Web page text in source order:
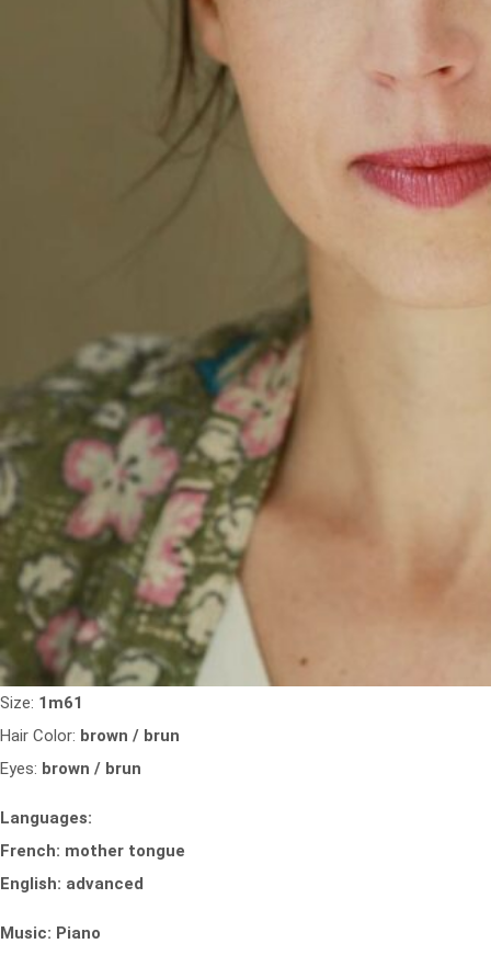
Size: 1m61
Hair Color: brown / brun
Eyes: brown / brun
Languages:
French: mother tongue
English: advanced
Music: Piano